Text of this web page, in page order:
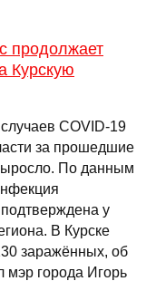
продолжает
Курскую
COVID-19
за прошедшие
По данным
у
В Курске
заражённых, об
мэр города Игорь